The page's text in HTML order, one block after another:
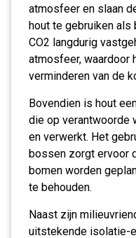
atmosfeer en slaan
hout te gebruiken als
CO2 langdurig
atmosfeer, waardoor
verminderen van de
Bovendien is hout
die op verantwoorde
en verwerkt. Het
bossen zorgt ervoor
bomen worden
te behouden.
Naast zijn
uitstekende isolatie-